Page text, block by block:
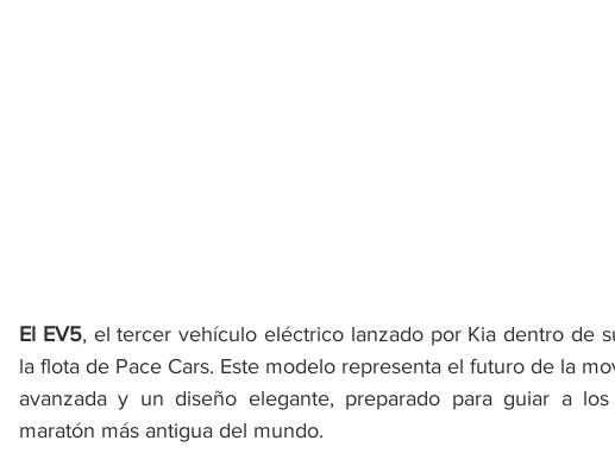
El EV5, el tercer vehículo eléctrico lanzado por Kia dentro de
la flota de Pace Cars. Este modelo representa el futuro de la
avanzada y un diseño elegante, preparado para guiar a
maratón más antigua del mundo.